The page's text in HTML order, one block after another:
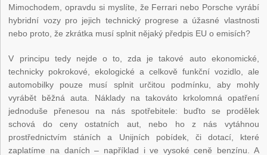
Mimochodem, opravdu si myslíte, že Ferrari nebo Porsche vyrábí
hybridní vozy pro jejich technický progrese a úžasné vlastnosti
nebo proto, že zkrátka musí splnit nějaký předpis EU o emisích?
V principu tedy nejde o to, zda je takové auto ekonomické,
technicky pokrokové, ekologické a celkově funkční vozidlo, ale
automobilky pouze musí splnit určitou podmínku, aby mohly
vyrábět běžná auta. Náklady na takováto krkolomná opatření
jednoduše přenesou na nás spotřebitele: buďto se prodělek
schová do ceny ostatních aut, nebo ho z nás vytáhnou
prostřednictvím stáních a Unijních pobídek, či dotací, které
zaplatíme na daních – například i ve vysoké ceně benzínu. A